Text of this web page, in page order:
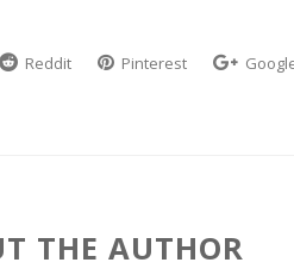
Reddit Pinterest
THE AUTHOR